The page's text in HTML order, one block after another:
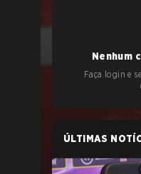
Nenhum
Faça login e
ÚLTIMAS